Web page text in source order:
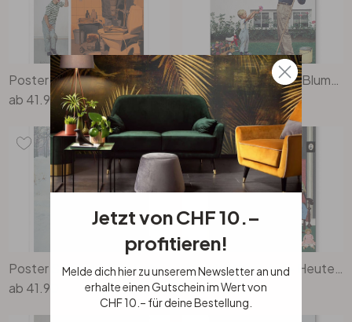
Poster Sesam, öffne dich… (1964) - Kurt Ard
ab 41.90
ab124.00
Poster Schmelzende Liebe (1972) - Kurt Ard
ab 41.90
ab124.00
Jetzt von CHF 10.–
profitieren!
Melde dich hier zu unserem Newsletter an und
erhalte einen Gutschein im Wert von
CHF 10.– für deine Bestellung.